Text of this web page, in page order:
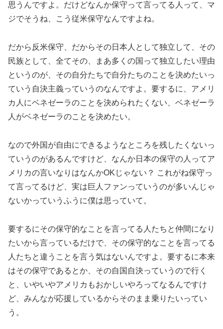
思うんですよ。だけどなんか保守って言ってる人って、マ
ジでそうね、こう従米保守なんですよね。
だから反米保守、だからその日本人として独立して、その
民族として、全てその、まあ多くの国って独立したい理由
というのが、その自分たちで自分たちのことを決めたいっ
ていう自決主義っていうのなんですよ。要するに、アメリ
カ人にベネゼーラのことを決められたくない、ベネゼーラ
人がベネゼーラのことを決めたい。
なので外国が自由にできるようなところを残したくないっ
ていうのがあるんですけど、なんか日本の保守の人ってア
メリカの言いなりはなんかOKじゃない？ これがね保守っ
て言ってるけど、実は巨人ファンっていうのが多いんじゃ
ないかっていうふうに僕は思っていて。
要するにその保守的なことを言ってる人たちと仲間になり
たいから言っているだけで、その保守的なことを言ってる
人たちと違うことを言う気はないんですよ。要するに本来
はその保守であるとか、その自国自決っていうので行く
と、いやいやアメリカもおかしいやろってなるんですけ
ど、みんなが応援しているからそのまま乗りたいってい
う。